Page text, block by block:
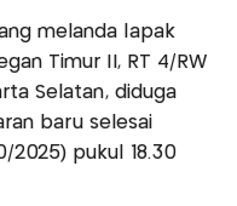
melanda lapak
Timur II, RT 4/RW
Selatan, diduga
baru selesai
2025) pukul 18.30